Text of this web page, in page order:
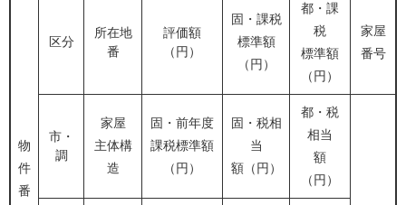
物
件
番
区分
所在地
番
評価額
（円）
固・課税
標準額
（円）
都・課
税
標準額
（円）
家屋
番号
市・
調
家屋
主体構
造
固・前年度
課税標準額
（円）
固・税相
当
額（円）
都・税
相当
額
（円）